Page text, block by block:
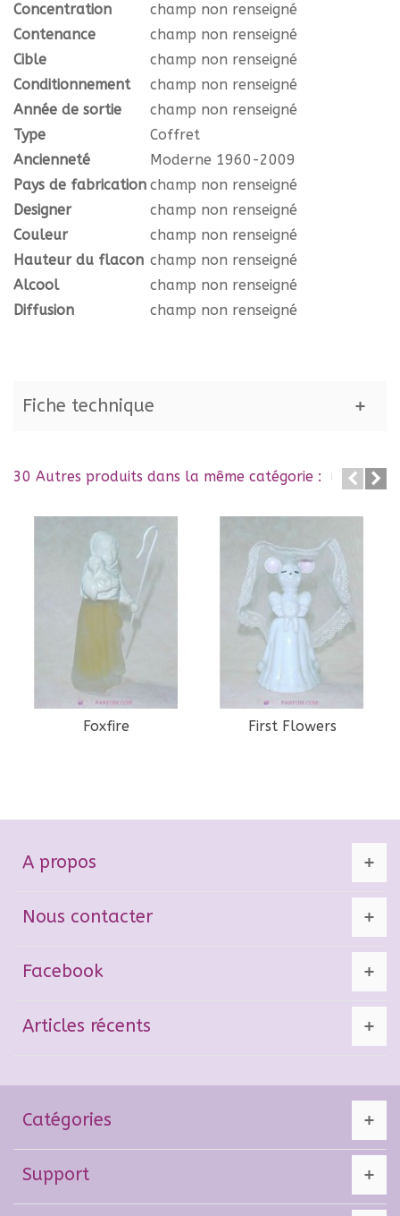
Concentration
champ non renseigné
Contenance
champ non renseigné
Cible
champ non renseigné
Conditionnement
champ non renseigné
Année de sortie
champ non renseigné
Type
Coffret
Ancienneté
Moderne 1960-2009
Pays de fabrication champ non renseigné
Designer
champ non renseigné
Couleur
champ non renseigné
Hauteur du flacon champ non renseigné
Alcool
champ non renseigné
Diffusion
champ non renseigné
Fiche technique
30 Autres produits dans la même catégorie :
Foxfire First Flowers
A propos
Nous contacter
Facebook
Articles récents
Catégories
Support